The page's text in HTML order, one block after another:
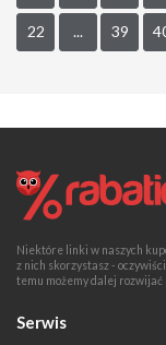
22 ... 39
Niektóre linki w naszych
z nich skorzystasz -
temu możemy dalej
Serwis